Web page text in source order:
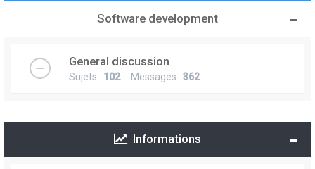
Software development
General discussion
Sujets : 102Messages : 362
Informations